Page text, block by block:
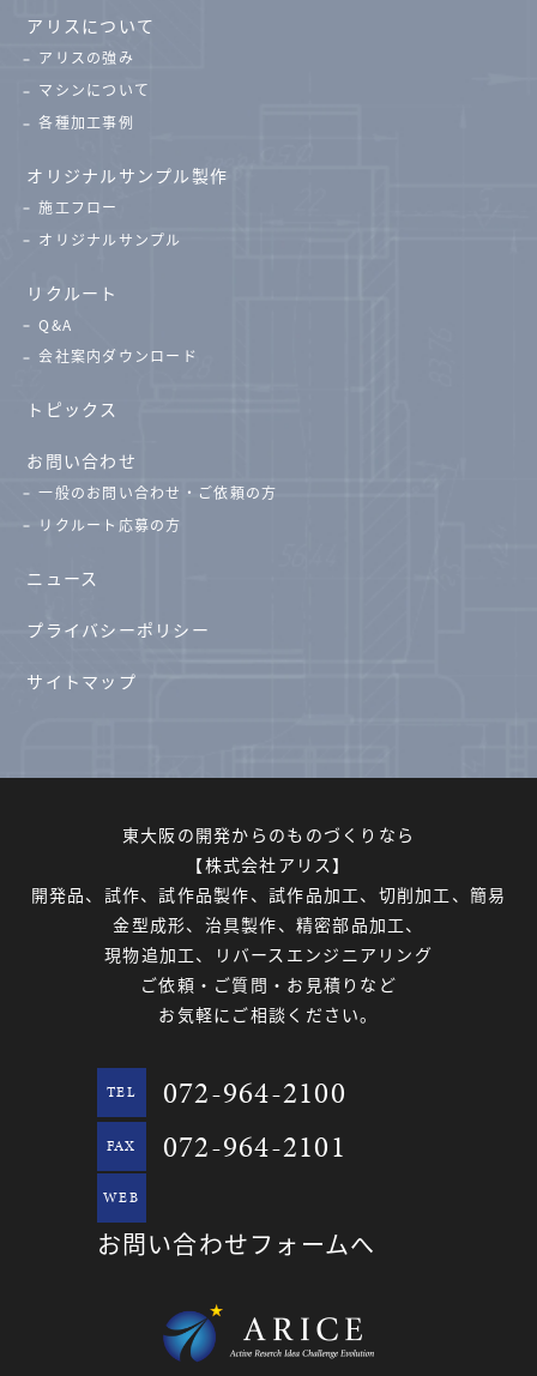
アリスについて
アリスの強み
マシンについて
各種加工事例
オリジナルサンプル製作
施工フロー
オリジナルサンプル
リクルート
Q&A
会社案内ダウンロード
トピックス
お問い合わせ
一般のお問い合わせ・ご依頼の方
リクルート応募の方
ニュース
プライバシーポリシー
サイトマップ
東大阪の開発からのものづくりなら
【株式会社アリス】
開発品、試作、試作品製作、試作品加工、切削加工、簡易
金型成形、治具製作、精密部品加工、
現物追加工、リバースエンジニアリング
ご依頼・ご質問・お見積りなど
お気軽にご相談ください。
TEL 072-964-2100
FAX 072-964-2101
WEB
お問い合わせフォームへ